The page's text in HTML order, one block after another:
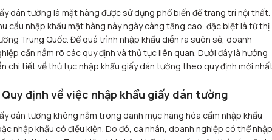
dán tường là mặt hàng được sử dụng phổ biến để trang trí nội thất.
cầu nhập khẩu mặt hàng này ngày càng tăng cao, đặc biệt là từ thị
Trung Quốc. Để quá trình nhập khẩu diễn ra suôn sẻ, doanh
cần nắm rõ các quy định và thủ tục liên quan. Dưới đây là hướng
chi tiết về thủ tục nhập khẩu giấy dán tường theo quy định mới
Quy định về việc nhập khẩu giấy dán tường
dán tường không nằm trong danh mục hàng hóa cấm nhập khẩu
nhập khẩu có điều kiện. Do đó, cá nhân, doanh nghiệp có thể nhập